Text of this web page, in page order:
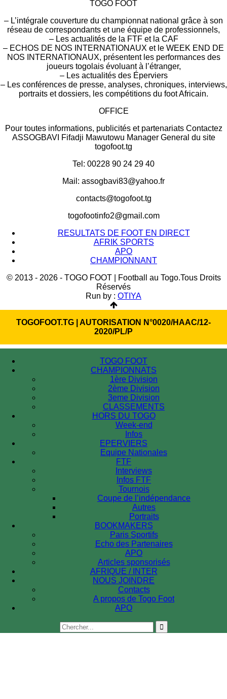
TOGO FOOT
– L’intégrale couverture du championnat national grâce à son
réseau de correspondants et une équipe de professionnels,
– Les actualités de la FTF et la CAF
– ECHOS DE NOS INTERNATIONAUX et le WEEK END DE
NOS INTERNATIONAUX, présentent les performances des
joueurs togolais évoluant à l’étranger,
– Les actualités des Éperviers
– Les conférences de presse, analyses, chroniques, interviews,
portraits et dossiers, les compétitions du foot Africain.
OFFICE
Pour toutes informations, publicités et partenariats Contactez
ASSOGBAVI Fifadji Mawutowu Manager General du site
togofoot.tg
Tel: 00228 90 24 29 40
Mail: assogbavi83@yahoo.fr
contacts@togofoot.tg
togofootinfo2@gmail.com
RESULTATS DE FOOT EN DIRECT
AFRIK SPORTS
APO
CHAMPIONNANT
© 2013 - 2026 - TOGO FOOT | Football au Togo.Tous Droits
Réservés
Run by : OTIYA
TOGOFOOT.TG | AUTORISATION N°0020/HAAC/12-
2020/PL/P
TOGO FOOT
CHAMPIONNATS
1ère Division
2ème Division
3eme Division
CLASSEMENTS
HORS DU TOGO
Week-end
Infos
EPERVIERS
Equipe Nationales
FTF
Interviews
Infos FTF
Tournois
Coupe de l’indépendance
Autres
Portraits
BOOKMAKERS
Paris Sportifs
Echo des Partenaires
APO
Articles sponsorisés
AFRIQUE / INTER
NOUS JOINDRE
Contacts
A propos de Togo Foot
APO